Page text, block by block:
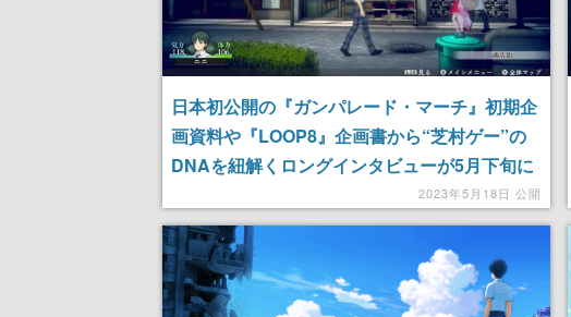
日本初公開の『ガンパレード・マーチ』初期企
画資料や『LOOP8』企画書から“芝村ゲー”の
DNAを紐解くロングインタビューが5月下旬に
2023年5月18日 公開